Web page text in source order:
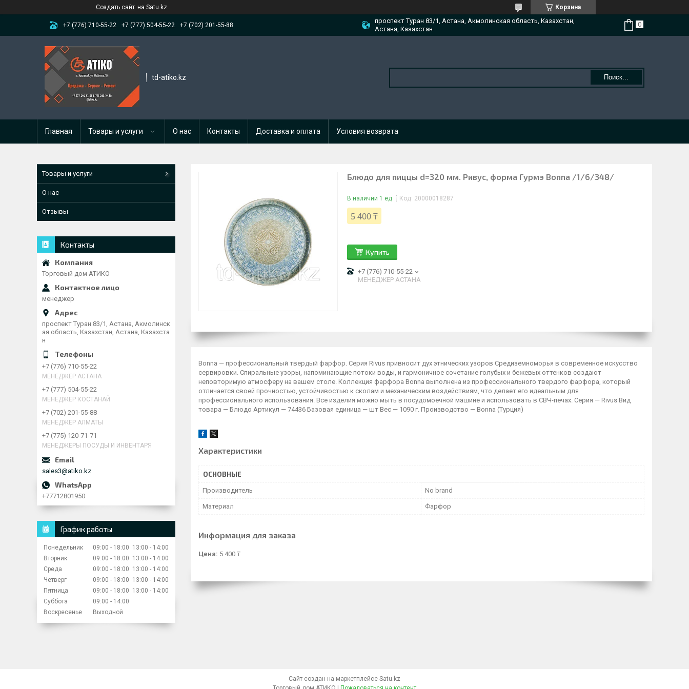
Создать сайт на Satu.kz Корзина
+7 (776) 710-55-22 +7 (777) 504-55-22 +7 (702) 201-55-88
проспект Туран 83/1, Астана, Акмолинская область, Казахстан,
Астана, Казахстан
td-atiko.kz Поиск...
Главная Товары и услуги О нас Контакты Доставка и оплата Условия возврата
Блюдо для пиццы d=320 мм. Ривус, форма Гурмэ Bonna /1/6/348/
В наличии 1 ед. Код: 20000018287
5 400 ₸
Купить
+7 (776) 710-55-22
МЕНЕДЖЕР АСТАНА
Bonna — профессиональный твердый фарфор. Серия Rivus привносит дух этнических узоров Средиземноморья в современное искусство
сервировки. Спиральные узоры, напоминающие потоки воды, и гармоничное сочетание голубых и бежевых оттенков создают
неповторимую атмосферу на вашем столе. Коллекция фарфора Bonna выполнена из профессионального твердого фарфора, который
отличается своей прочностью, устойчивостью к сколам и механическим воздействиям, что делает его идеальным для
профессионального использования. Все изделия можно мыть в посудомоечной машине и использовать в СВЧ-печах. Серия — Rivus Вид
товара — Блюдо Артикул — 74436 Базовая единица — шт Вес — 1090 г. Производство — Bonna (Турция)
Характеристики
ОСНОВНЫЕ
Производитель No brand
Материал Фарфор
Информация для заказа
Цена: 5 400 ₸
Товары и услуги
О нас
Отзывы
Контакты
Торговый дом АТИКО
менеджер
проспект Туран 83/1, Астана, Акмолинск
ая область, Казахстан, Астана, Казахста
н
+7 (776) 710-55-22
МЕНЕДЖЕР АСТАНА
+7 (777) 504-55-22
МЕНЕДЖЕР КОСТАНАЙ
+7 (702) 201-55-88
МЕНЕДЖЕР АЛМАТЫ
+7 (775) 120-71-71
МЕНЕДЖЕРЫ ПОСУДЫ И ИНВЕНТАРЯ
sales3@atiko.kz
+77712801950
График работы
Понедельник 09:00 18:00 13:00
14:00
Вторник
09:00 18:00 13:00
14:00
Среда
09:00 18:00 13:00
14:00
Четверг
09:00 18:00 13:00
14:00
Пятница
09:00 18:00 13:00
14:00
Суббота
09:00
14:00
Воскресенье
Выходной
Сайт создан на маркетплейсе Satu.kz